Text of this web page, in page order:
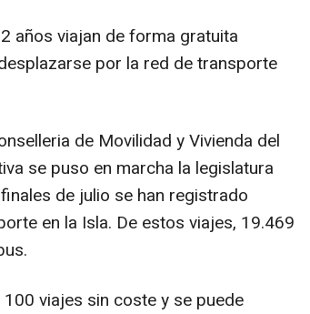
años viajan de forma gratuita
por la red de transporte
de Movilidad y Vivienda del
se puso en marcha la legislatura
de julio se han registrado
en la Isla. De estos viajes, 19.469
viajes sin coste y se puede